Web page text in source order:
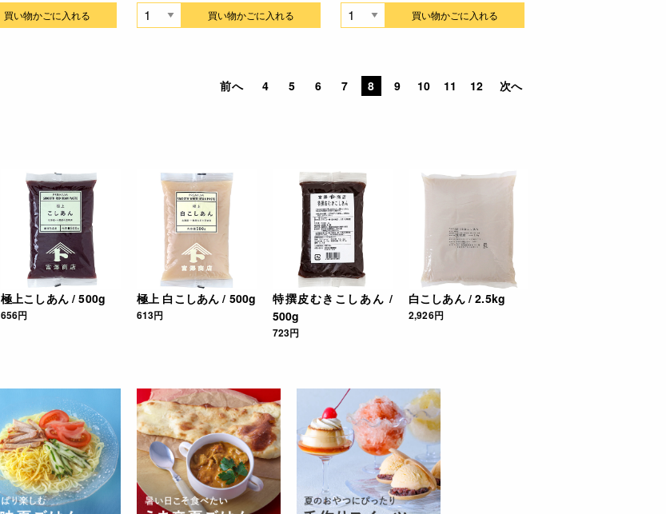
買い物かごに入れる
買い物かごに入れる
買い物かごに入れる
前へ 4 5 6 7 8 9 10 11 12 次へ
極上こしあん / 500g
656円
極上 白こしあん / 500g
613円
特撰皮むきこしあん /
500g
723円
白こしあん / 2.5kg
2,926円